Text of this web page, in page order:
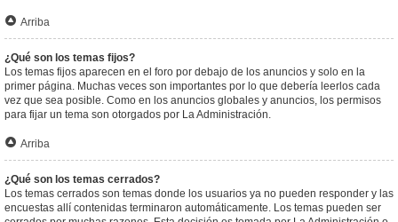
Arriba
¿Qué son los temas fijos?
Los temas fijos aparecen en el foro por debajo de los anuncios y solo en la
primer página. Muchas veces son importantes por lo que debería leerlos cada
vez que sea posible. Como en los anuncios globales y anuncios, los permisos
para fijar un tema son otorgados por La Administración.
Arriba
¿Qué son los temas cerrados?
Los temas cerrados son temas donde los usuarios ya no pueden responder y las
encuestas allí contenidas terminaron automáticamente. Los temas pueden ser